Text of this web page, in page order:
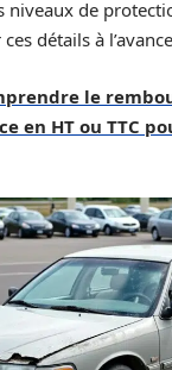
niveaux de
détails à
le
en HT ou TTC